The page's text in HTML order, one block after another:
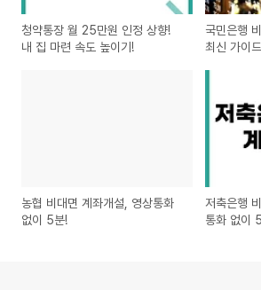
청약통장 월 25만원 인정 상향!
내 집 마련 속도 높이기!
국민은행
최신 가이
농협 비대면 계좌개설, 영상통화
없이 5분!
저축은행
통화 없이